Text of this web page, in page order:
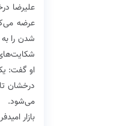
علیرضا
عرضه
شدن را
او گفت:
درخشان
می‌شود.
بازار